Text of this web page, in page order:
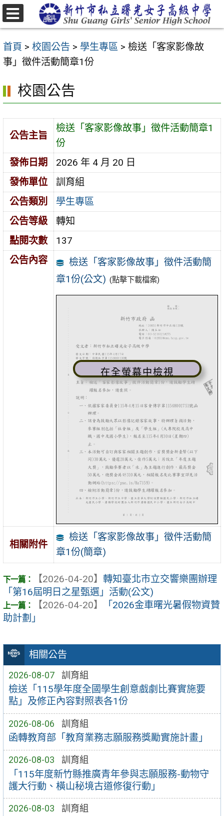
跳
至
要
內
區
首頁 > 校園公告 > 學生專區 > 檢送「客家影像故
事」徵件活動簡章1份
相關公告
2026-08-07 訓育組
檢送「115學年度全國學生創意戲劇比賽實施要
點」及修正內容對照表各1份
2026-08-06 訓育組
函轉教育部「教育業務志願服務獎勵實施計畫」
2026-08-03 訓育組
「115年度新竹縣推廣青年參與志願服務-動物守
護大行動、橫山秘境古道修復行動」
2026-08-03 訓育組
校園公告
公告主旨
檢送「客家影像故事」徵件活動簡章1
份
發佈日期
2026 年 4 月 20 日
發佈單位
訓育組
公告類別
學生專區
公告等級
轉知
點閱次數
137
公告內容
檢送「客家影像故事」徵件活動簡
章1份(公文) (點擊下載檔案)
在全螢幕中檢視
相關附件
檢送「客家影像故事」徵件活動簡
章1份(簡章)
【2026-04-20】 轉知臺北市立交響樂團辦理
「第16屆明日之星甄選」活動(公文)
【2026-04-20】
「2026金車曙光暑假物資贊
助計劃」
選
單